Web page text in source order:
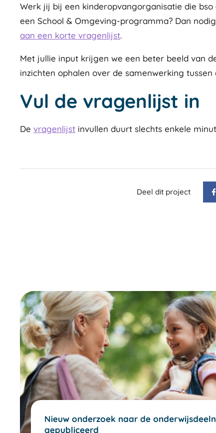
Werk jij bij een kinderopvangorganisatie die
een School & Omgeving-programma? Dan
aan een korte vragenlijst.
Met jullie input krijgen we een beter beeld van
inzichten ophalen over de samenwerking
Vul de vragenlijst in
De vragenlijst invullen duurt slechts enkele
Deel dit project
Nieuw onderzoek naar de
gepubliceerd